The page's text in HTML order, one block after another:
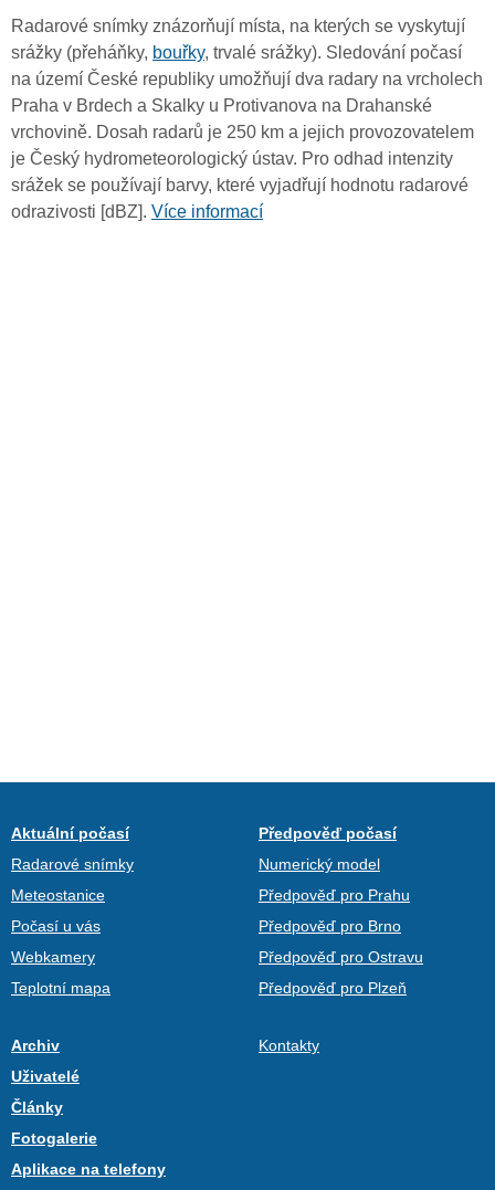
Radarové snímky znázorňují místa, na kterých se vyskytují
srážky (přeháňky, bouřky, trvalé srážky). Sledování počasí
na území České republiky umožňují dva radary na vrcholech
Praha v Brdech a Skalky u Protivanova na Drahanské
vrchovině. Dosah radarů je 250 km a jejich provozovatelem
je Český hydrometeorologický ústav. Pro odhad intenzity
srážek se používají barvy, které vyjadřují hodnotu radarové
odrazivosti [dBZ]. Více informací
Aktuální počasí
Radarové snímky
Meteostanice
Počasí u vás
Webkamery
Teplotní mapa
Předpověď počasí
Numerický model
Předpověď pro Prahu
Předpověď pro Brno
Předpověď pro Ostravu
Předpověď pro Plzeň
Archiv
Uživatelé
Články
Fotogalerie
Aplikace na telefony
Kontakty